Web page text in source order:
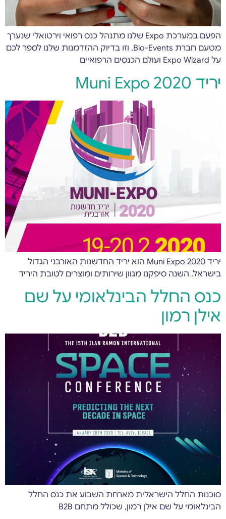
הפעם במערכת Expo שלנו מתנהל כנס רפואי וירטואלי שנערך
מטעם חברת Bio-Events, וזו בדיוק ההזדמנות שלנו לספר לכם
על Expo Wizard ועולם הכנסים הרפואיים
יריד Muni Expo 2020
יריד Muni Expo 2020 הוא יריד החדשנות האורבני הגדול
בישראל. השנה סיפקנו מגוון שירותים ומוצרים לטובת היריד
כנס החלל הבינלאומי על שם
אילן רמון
סוכנות החלל הישראלית מארחת השבוע את כנס החלל
הבינלאומי על שם אילן רמון, שכולל מתחם B2B